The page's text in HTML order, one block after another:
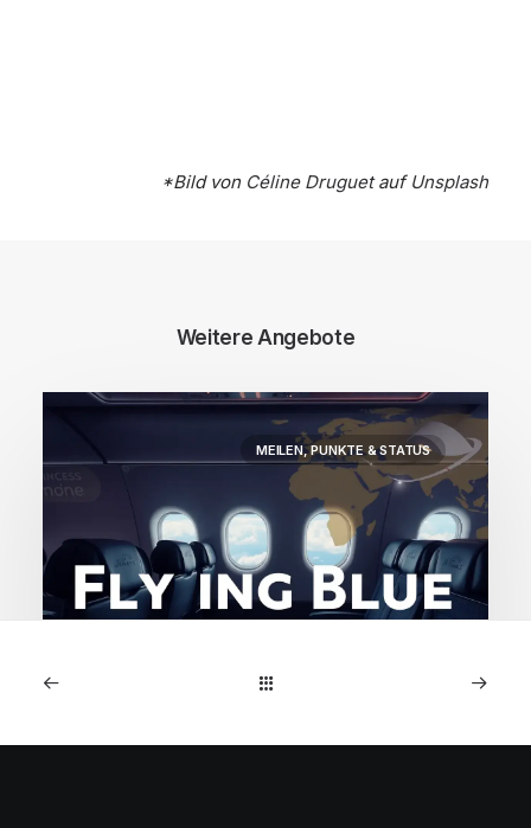
*Bild von Céline Druguetauf Unsplash
Weitere Angebote
MEILEN, PUNKTE & STATUS
2. Dezember 2025